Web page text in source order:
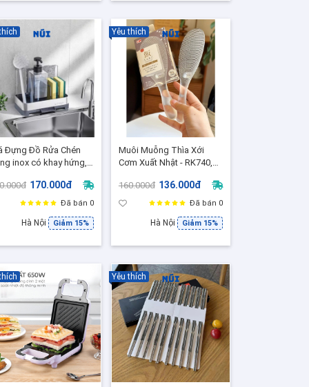
Đựng Đồ Rửa Chén
inox có khay hứng,
170.000đ
Đã bán 0
Hà Nội Giảm 15%
Muôi Muỗng Thìa Xới
Cơm Xuất Nhật - RK740,
nhựa trong suốt
160.000đ 136.000đ
Đã bán 0
Hà Nội Giảm 15%
Yêu thích
Yêu thích